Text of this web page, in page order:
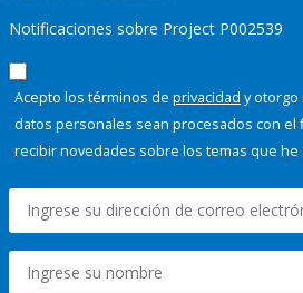
Notificaciones sobre Project P002539
Acepto los términos de privacidad y otorgo
datos personales sean procesados con el
recibir novedades sobre los temas que he